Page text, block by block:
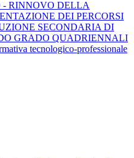
- RINNOVO DELLA
DEI PERCORSI
SECONDARIA DI
GRADO QUADRIENNALI
tecnologico-professionale